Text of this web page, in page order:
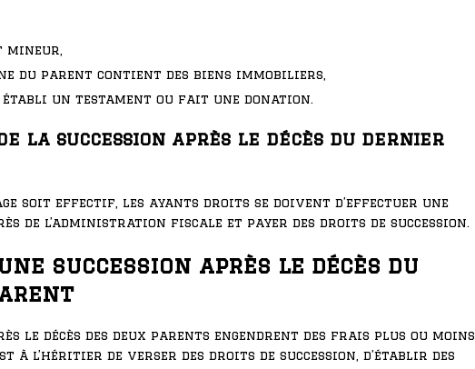
mineur,
du parent contient des biens immobiliers,
établi un testament ou fait une donation.
la succession après le décès du dernier
soit effectif, les ayants droits se doivent d’effectuer une
de l’administration fiscale et payer des droits de succession.
succession après le décès du
le décès des deux parents engendrent des frais plus ou moins
à l’héritier de verser des droits de succession, d’établir des